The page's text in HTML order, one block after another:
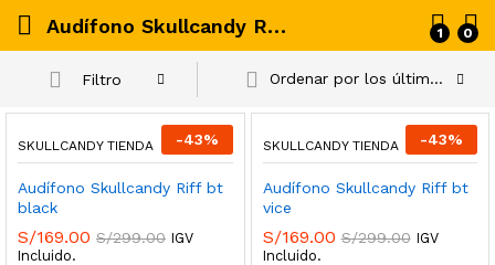
Audífono Skullcandy Riff bt black 1 0
Filtro Ordenar por los últimos
-43%
SKULLCANDY TIENDA
Audífono Skullcandy Riff bt
black
S/169.00 S/299.00 IGV
Incluido.
-43%
SKULLCANDY TIENDA
Audífono Skullcandy Riff bt
vice
S/169.00 S/299.00 IGV
Incluido.